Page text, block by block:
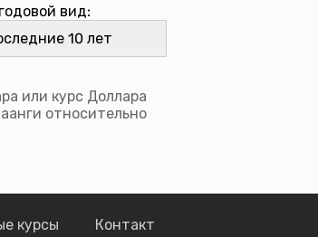
вид:
или курс Доллара
относительно
курсы Контакт